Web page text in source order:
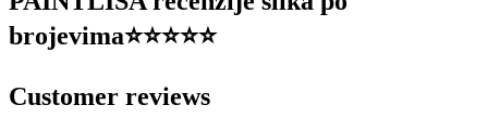
brojevima⭐️⭐️⭐️⭐️⭐️
Customer reviews